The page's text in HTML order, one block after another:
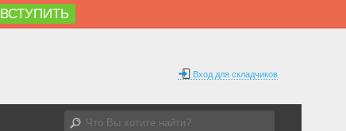
ВСТУПИТЬ
Вход для складчиков